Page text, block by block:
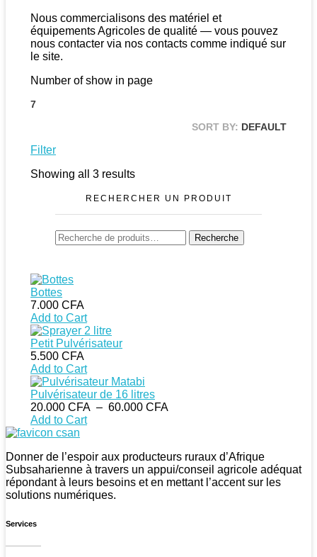
Nous commercialisons des matériel et
équipements Agricoles de qualité — vous pouvez
nous contacter via nos contacts comme indiqué sur
le site.
Number of show in page
7
SORT BY: DEFAULT
Filter
Showing all 3 results
RECHERCHER UN PRODUIT
Recherche
pour :
Recherche
Bottes
7.000 CFA
Add to Cart
Petit Pulvérisateur
5.500 CFA
Add to Cart
Pulvérisateur de 16 litres
20.000 CFA – 60.000 CFA
à
60.000 CFA
Add to Cart
Donner de l’espoir aux producteurs ruraux d’Afrique
Subsaharienne à travers un appui/conseil agricole adéquat
répondant à leurs besoins et en mettant l’accent sur les
solutions numériques.
Services